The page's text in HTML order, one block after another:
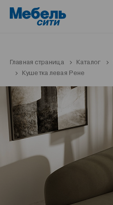
Главная страница Каталог
Кушетка левая Рене